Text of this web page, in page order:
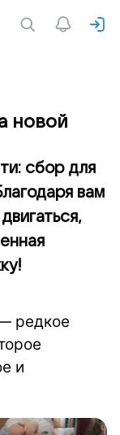
новой
сбор для
вам
редкое
и